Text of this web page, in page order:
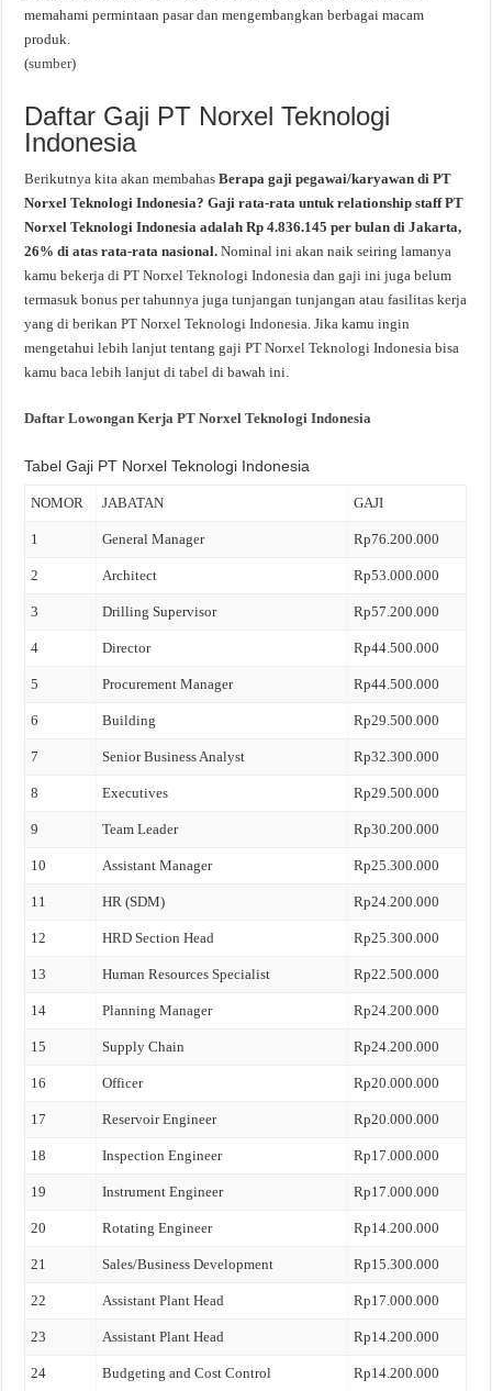
memahami permintaan pasar dan mengembangkan berbagai macam
produk.
(sumber)
Daftar Gaji PT Norxel Teknologi
Indonesia
Berikutnya kita akan membahasBerapa gaji pegawai/karyawan di PT
Norxel Teknologi Indonesia? Gaji rata-rata untuk relationship staff PT
Norxel Teknologi Indonesia adalah Rp 4.836.145 per bulan di Jakarta,
26% di atas rata-rata nasional.Nominal ini akan naik seiring lamanya
kamu bekerja di PT Norxel Teknologi Indonesia dan gaji ini juga belum
termasuk bonus per tahunnya juga tunjangan tunjangan atau fasilitas kerja
yang di berikan PT Norxel Teknologi Indonesia. Jika kamu ingin
mengetahui lebih lanjut tentang gaji PT Norxel Teknologi Indonesia bisa
kamu baca lebih lanjut di tabel di bawah ini.
Daftar Lowongan Kerja PT Norxel Teknologi Indonesia
Tabel Gaji PT Norxel Teknologi Indonesia
NOMOR JABATAN GAJI
1 General Manager Rp76.200.000
2 Architect Rp53.000.000
3 Drilling Supervisor Rp57.200.000
4 Director Rp44.500.000
5 Procurement Manager Rp44.500.000
6 Building Rp29.500.000
7 Senior Business Analyst Rp32.300.000
8 Executives Rp29.500.000
9 Team Leader Rp30.200.000
10 Assistant Manager Rp25.300.000
11 HR (SDM) Rp24.200.000
12 HRD Section Head Rp25.300.000
13 Human Resources Specialist Rp22.500.000
14 Planning Manager Rp24.200.000
15 Supply Chain Rp24.200.000
16 Officer Rp20.000.000
17 Reservoir Engineer Rp20.000.000
18 Inspection Engineer Rp17.000.000
19 Instrument Engineer Rp17.000.000
20 Rotating Engineer Rp14.200.000
21 Sales/Business Development Rp15.300.000
22 Assistant Plant Head Rp17.000.000
23 Assistant Plant Head Rp14.200.000
24 Budgeting and Cost Control Rp14.200.000